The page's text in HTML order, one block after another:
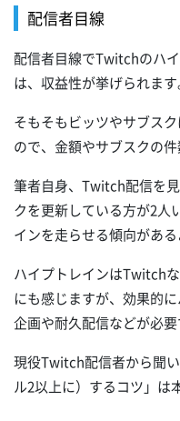
配信者目線
配信者目線でTwitchのハ
は、収益性が挙げられます
そもそもビッツやサブス
ので、金額やサブスクの
筆者自身、Twitch配信を
クを更新している方が2人
インを走らせる傾向がある
ハイプトレインはTwitch
にも感じますが、効果的
企画や耐久配信などが必要
現役Twitch配信者から聞
ル2以上に）するコツ」は